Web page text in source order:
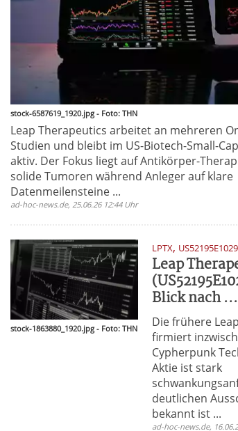
stock-6587619_1920.jpg - Foto: THN
Leap Therapeutics arbeitet an mehreren
Studien und bleibt im US-Biotech-Small-
aktiv. Der Fokus liegt auf Antikörper-
solide Tumoren während Anleger auf klare
Datenmeilensteine ...
ad-hoc-news.de, 25.06.26 12:44 Uhr
stock-1863880_1920.jpg - Foto: THN
LPTX, US52195E1029
Leap
Blick nach ...
Die frühere
firmiert
Cypherpunk
Aktie ist stark
deutlichen
bekannt ist ...
ad-hoc-news.de,